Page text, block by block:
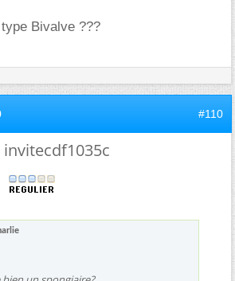
Bivalve ???
#110
invitecdf1035c